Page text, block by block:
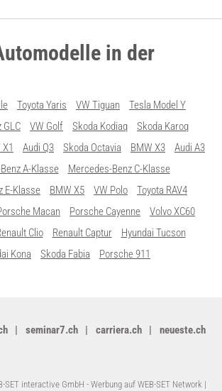
in der
Toyota Yaris VW Tiguan
Tesla Model Y
GLC
VW Golf Skoda Kodiaq
Skoda Karoq
Audi Q3 Skoda Octavia BMW X3
Audi A3
A-Klasse
Mercedes-Benz C-Klasse
E-Klasse
BMW X5 VW Polo
Toyota RAV4
Macan Porsche Cayenne
Volvo XC60
Clio Renault Captur
Hyundai Tucson
Kona
Skoda Fabia Porsche 911
seminar7.ch carriera.ch
neueste.ch
SET interactive GmbH - Werbung auf WEB-SET Network |